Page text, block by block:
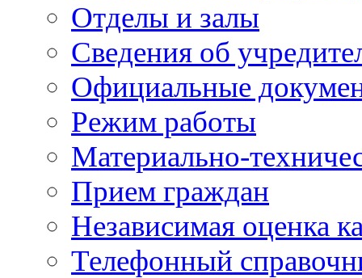
Отделы и залы
Сведения об
Официальные
Режим работы
Материально-
Прием граждан
Независимая оценка
Телефонный